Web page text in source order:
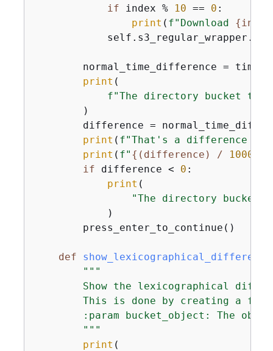
if index % 10 == 0 :
print ( f"Download {
normal_time_difference =
print (
f"The directory bucket
        )
difference =
print ( f"That's a difference of
print ( f" { (difference) /
if difference < 0 :
print (
"The directory
            )
        press_enter_to_continue()
def
"""
Show the lexicographical
This is done by creating a
:param bucket_object: The
        """
print (